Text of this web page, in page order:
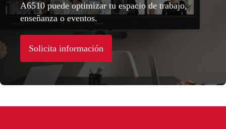
A6510 puede optimizar tu espacio de trabajo,
enseñanza o eventos.
Solicita información